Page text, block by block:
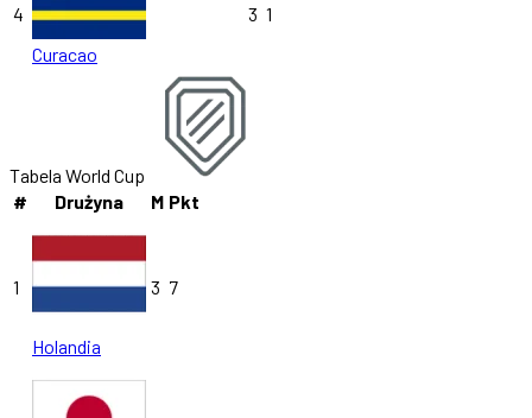
4
Curacao
3 1
Tabela World Cup
#
Drużyna M Pkt
1
Holandia
3 7